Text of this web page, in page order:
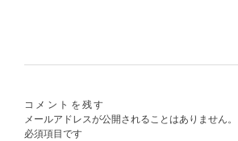
コメントを残す
メールアドレスが公開されることはありません。
必須項目です